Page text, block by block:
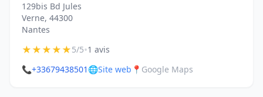
129bis Bd Jules
Verne, 44300
Nantes
★★★★★5/5•1 avis
📞+33679438501 🌐Site web 📍 Google Maps